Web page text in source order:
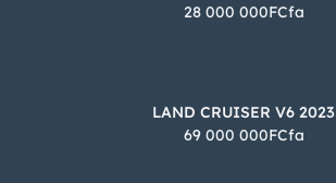
28 000 000FCfa
LAND CRUISER V6 2023
69 000 000FCfa